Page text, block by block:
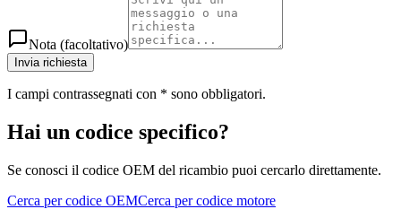
Nota (facoltativo)
Invia richiesta
I campi contrassegnati con * sono obbligatori.
Hai un codice specifico?
Se conosci il codice OEM del ricambio puoi cercarlo direttamente.
Cerca per codice OEMCerca per codice motore